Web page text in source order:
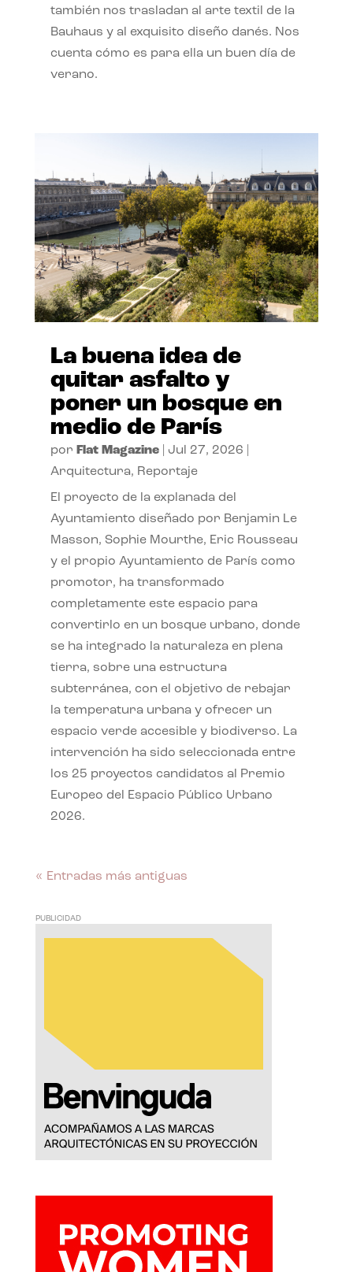
también nos trasladan al arte textil de la
Bauhaus y al exquisito diseño danés. Nos
cuenta cómo es para ella un buen día de
verano.
La buena idea de
quitar asfalto y
poner un bosque en
medio de París
por Flat Magazine| Jul 27, 2026
Arquitectura, Reportaje
El proyecto de la explanada del
Ayuntamiento diseñado por Benjamin Le
Masson, Sophie Mourthe, Eric Rousseau
y el propio Ayuntamiento de París como
promotor, ha transformado
completamente este espacio para
convertirlo en un bosque urbano, donde
se ha integrado la naturaleza en plena
tierra, sobre una estructura
subterránea, con el objetivo de rebajar
la temperatura urbana y ofrecer un
espacio verde accesible y biodiverso. La
intervención ha sido seleccionada entre
los 25 proyectos candidatos al Premio
Europeo del Espacio Público Urbano
2026.
« Entradas más antiguas
PUBLICIDAD